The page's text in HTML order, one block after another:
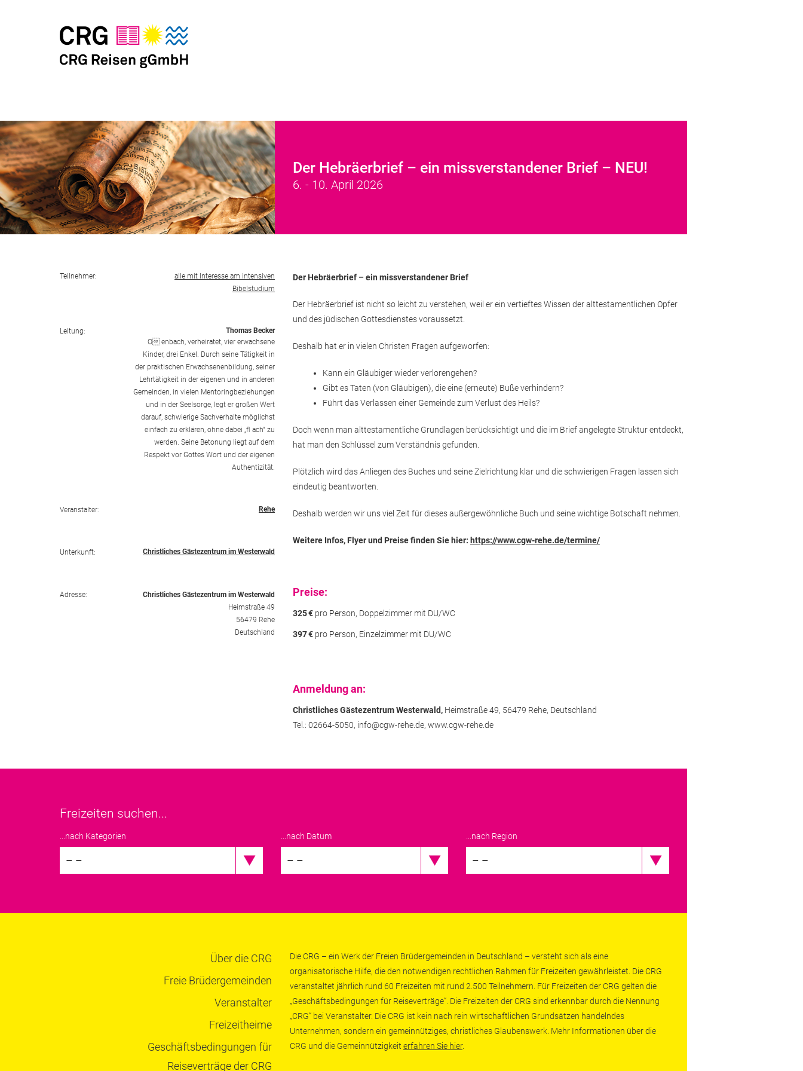
Der Hebräerbrief – ein missverstandener Brief – NEU!
6. - 10. April 2026
Der Hebräerbrief – ein missverstandener Brief
Der Hebräerbrief ist nicht so leicht zu verstehen, weil er ein vertieftes Wissen der alttestamentlichen Opfer
und des jüdischen Gottesdienstes voraussetzt.
Deshalb hat er in vielen Christen Fragen aufgeworfen:
Kann ein Gläubiger wieder verlorengehen?
Gibt es Taten (von Gläubigen), die eine (erneute) Buße verhindern?
Führt das Verlassen einer Gemeinde zum Verlust des Heils?
Doch wenn man alttestamentliche Grundlagen berücksichtigt und die im Brief angelegte Struktur entdeckt,
hat man den Schlüssel zum Verständnis gefunden.
Plötzlich wird das Anliegen des Buches und seine Zielrichtung klar und die schwierigen Fragen lassen sich
eindeutig beantworten.
Deshalb werden wir uns viel Zeit für dieses außergewöhnliche Buch und seine wichtige Botschaft nehmen.
Weitere Infos, Flyer und Preise finden Sie hier: https://www.cgw-rehe.de/termine/
Teilnehmer:
alle mit Interesse am intensiven
Bibelstudium
Leitung:
Thomas Becker
O enbach, verheiratet, vier erwachsene
Kinder, drei Enkel. Durch seine Tätigkeit in
der praktischen Erwachsenenbildung, seiner
Lehrtätigkeit in der eigenen und in anderen
Gemeinden, in vielen Mentoringbeziehungen
und in der Seelsorge, legt er großen Wert
darauf, schwierige Sachverhalte möglichst
einfach zu erklären, ohne dabei „fl ach“ zu
werden. Seine Betonung liegt auf dem
Respekt vor Gottes Wort und der eigenen
Authentizität.
Veranstalter: Rehe
Unterkunft: Christliches Gästezentrum im Westerwald
Adresse:
Christliches Gästezentrum im Westerwald
Heimstraße 49
56479 Rehe
Deutschland
Preise:
325€ pro Person, Doppelzimmer mit DU/WC
397€ pro Person, Einzelzimmer mit DU/WC
Anmeldung an:
Christliches Gästezentrum Westerwald, Heimstraße 49, 56479 Rehe, Deutschland
Tel.: 02664-5050, info@cgw-rehe.de, www.cgw-rehe.de
Freizeiten suchen...
...nach Kategorien
– –
...nach Datum
– –
...nach Region
– –
Über die CRG
Freie Brüdergemeinden
Veranstalter
Freizeitheime
Geschäftsbedingungen für
Reiseverträge der CRG
Die CRG – ein Werk der Freien Brüdergemeinden in Deutschland – versteht sich als eine
organisatorische Hilfe, die den notwendigen rechtlichen Rahmen für Freizeiten gewährleistet. Die CRG
veranstaltet jährlich rund 60 Freizeiten mit rund 2.500 Teilnehmern. Für Freizeiten der CRG gelten die
„Geschäftsbedingungen für Reiseverträge“. Die Freizeiten der CRG sind erkennbar durch die Nennung
„CRG“ bei Veranstalter. Die CRG ist kein nach rein wirtschaftlichen Grundsätzen handelndes
Unternehmen, sondern ein gemeinnütziges, christliches Glaubenswerk. Mehr Informationen über die
CRG und die Gemeinnützigkeit erfahren Sie hier.